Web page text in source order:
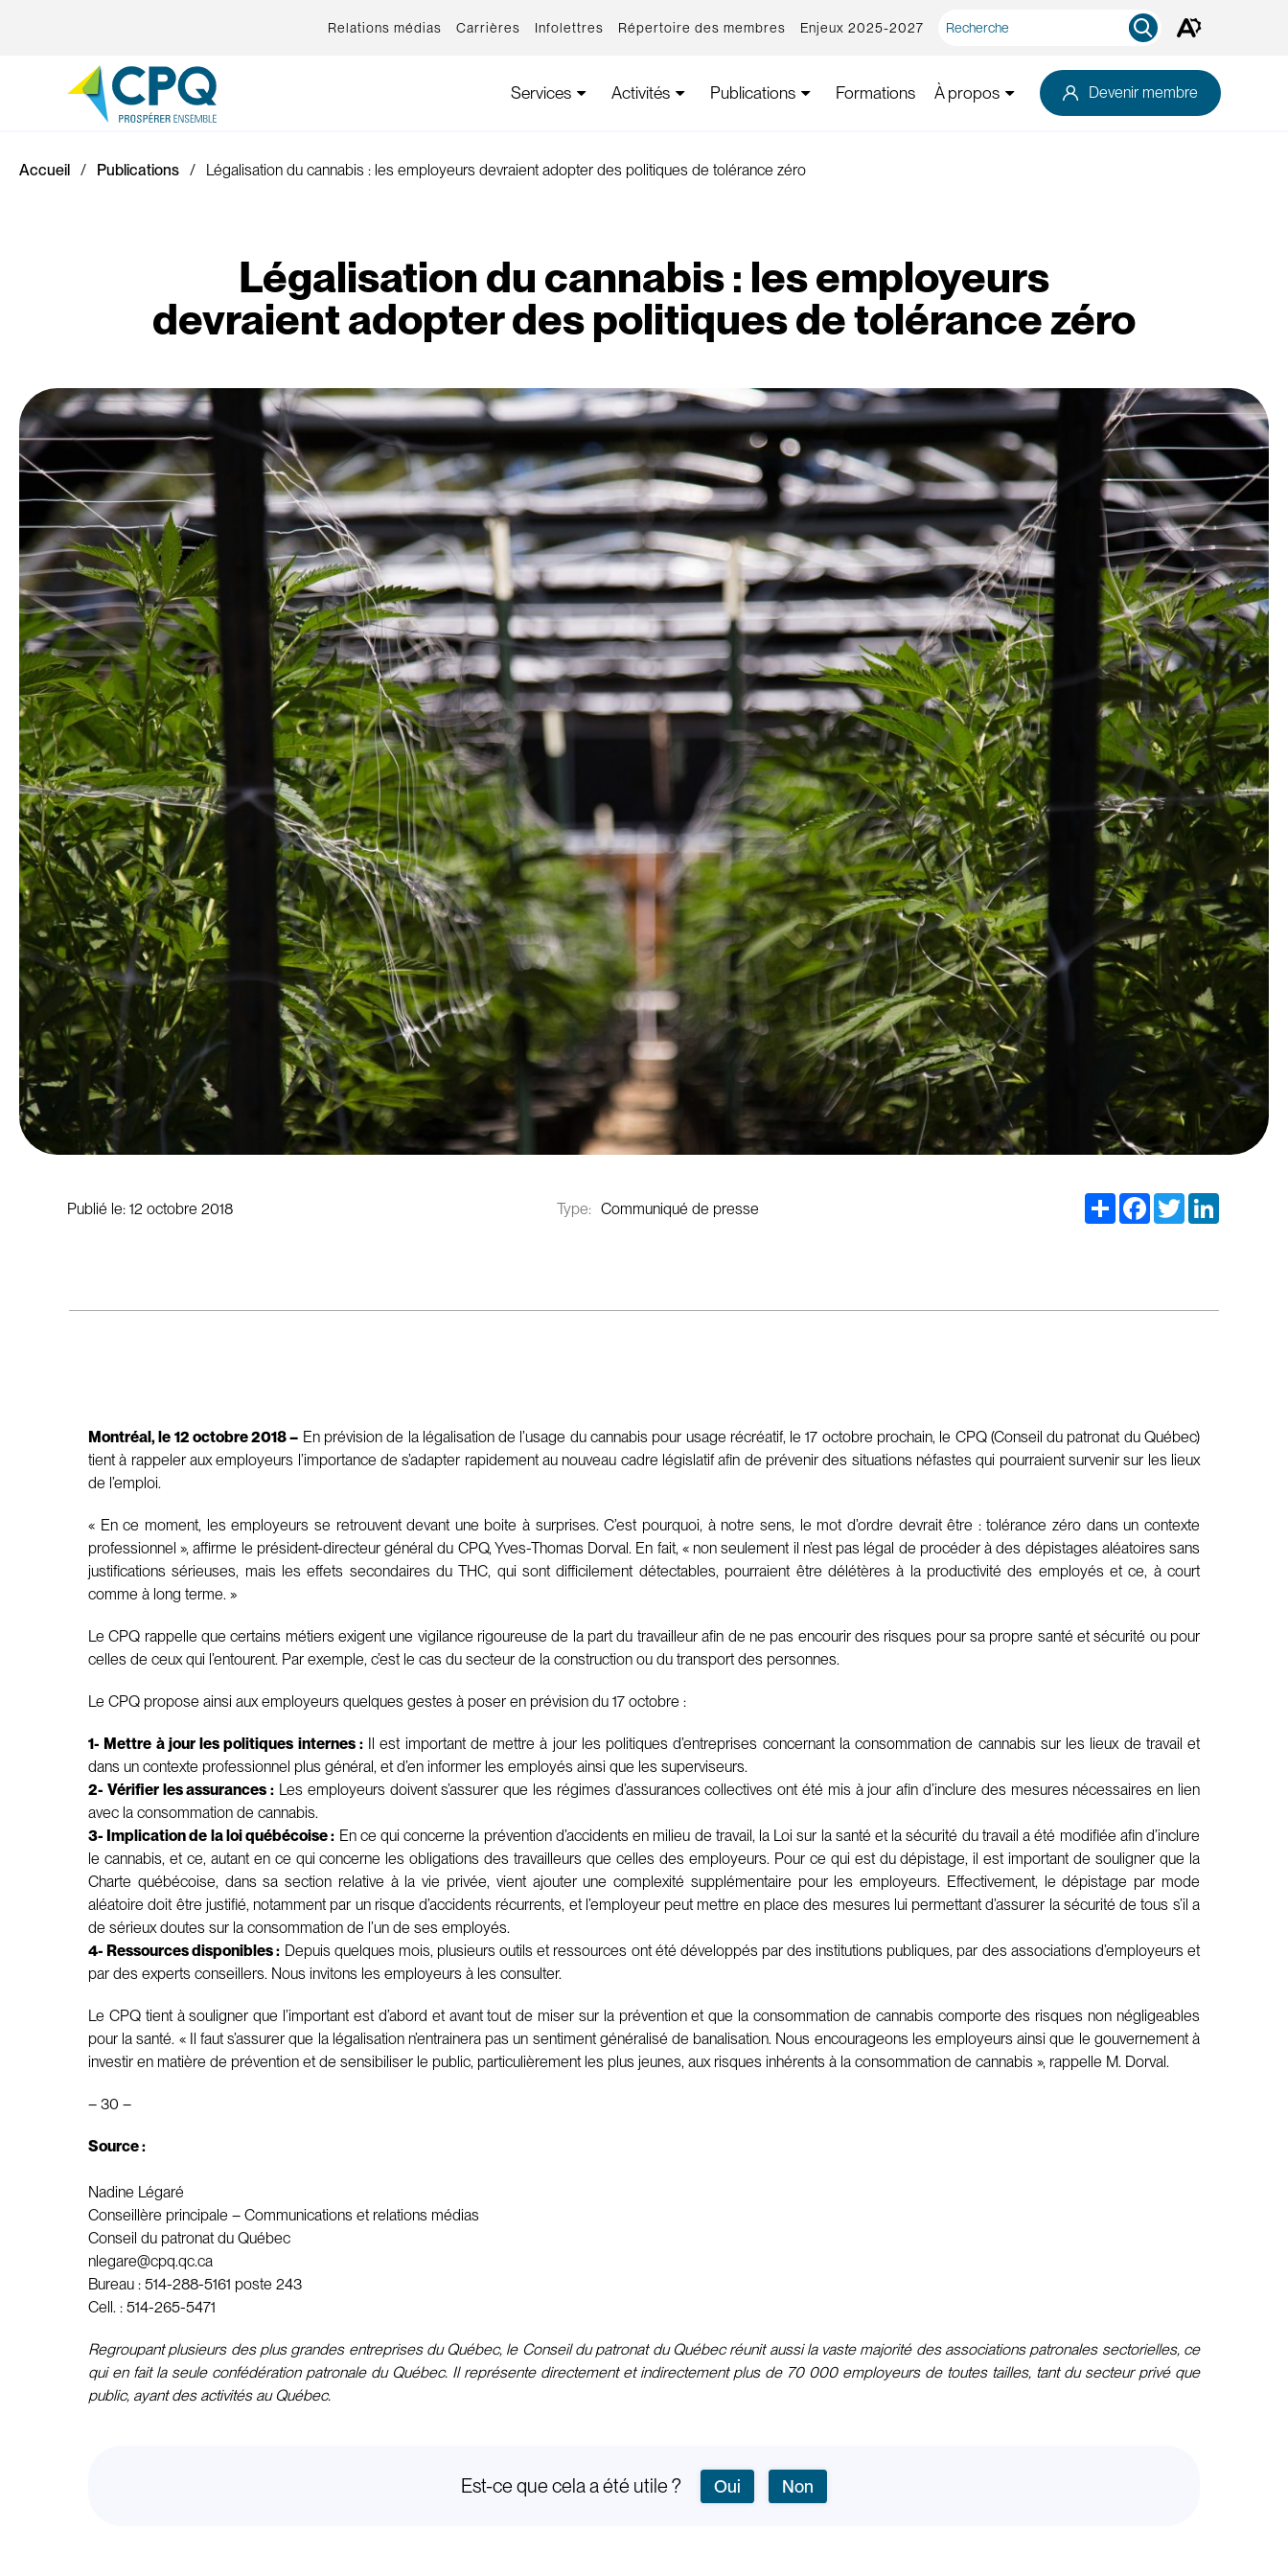
Relations médias Carrières Infolettres Répertoire des membres Enjeux 2025-2027
rapide
Ouvrez
d'outils
d'accessibilité.
Services Activités Publications Formations À propos Devenir membre
Accueil Publications Légalisation du cannabis : les employeurs devraient adopter des politiques de tolérance zéro
Légalisation du cannabis : les employeurs
devraient adopter des politiques de tolérance zéro
Publié le: 12 octobre 2018 Type: Communiqué de presse Share Facebook
Twitter
Montréal, le 12 octobre 2018 – En prévision de la légalisation de l’usage du cannabis pour usage récréatif, le 17 octobre prochain, le CPQ (Conseil du patronat du Québec)
tient à rappeler aux employeurs l’importance de s’adapter rapidement au nouveau cadre législatif afin de prévenir des situations néfastes qui pourraient survenir sur les lieux
de l’emploi.
« En ce moment, les employeurs se retrouvent devant une boite à surprises. C’est pourquoi, à notre sens, le mot d’ordre devrait être : tolérance zéro dans un contexte
professionnel », affirme le président-directeur général du CPQ, Yves-Thomas Dorval. En fait, « non seulement il n’est pas légal de procéder à des dépistages aléatoires sans
justifications sérieuses, mais les effets secondaires du THC, qui sont difficilement détectables, pourraient être délétères à la productivité des employés et ce, à court
comme à long terme. »
Le CPQ rappelle que certains métiers exigent une vigilance rigoureuse de la part du travailleur afin de ne pas encourir des risques pour sa propre santé et sécurité ou pour
celles de ceux qui l’entourent. Par exemple, c’est le cas du secteur de la construction ou du transport des personnes.
Le CPQ propose ainsi aux employeurs quelques gestes à poser en prévision du 17 octobre :
1- Mettre à jour les politiques internes :Il est important de mettre à jour les politiques d’entreprises concernant la consommation de cannabis sur les lieux de travail et
dans un contexte professionnel plus général, et d’en informer les employés ainsi que les superviseurs.
2- Vérifier les assurances : Les employeurs doivent s’assurer que les régimes d’assurances collectives ont été mis à jour afin d’inclure des mesures nécessaires en lien
avec la consommation de cannabis.
3- Implication de la loi québécoise : En ce qui concerne la prévention d’accidents en milieu de travail, la Loi sur la santé et la sécurité du travail a été modifiée afin d’inclure
le cannabis, et ce, autant en ce qui concerne les obligations des travailleurs que celles des employeurs. Pour ce qui est du dépistage, il est important de souligner que la
Charte québécoise, dans sa section relative à la vie privée, vient ajouter une complexité supplémentaire pour les employeurs. Effectivement, le dépistage par mode
aléatoire doit être justifié, notamment par un risque d’accidents récurrents, et l’employeur peut mettre en place des mesures lui permettant d’assurer la sécurité de tous s’il a
de sérieux doutes sur la consommation de l’un de ses employés.
4- Ressources disponibles : Depuis quelques mois, plusieurs outils et ressources ont été développés par des institutions publiques, par des associations d’employeurs et
par des experts conseillers. Nous invitons les employeurs à les consulter.
Le CPQ tient à souligner que l’important est d’abord et avant tout de miser sur la prévention et que la consommation de cannabis comporte des risques non négligeables
pour la santé. « Il faut s’assurer que la légalisation n’entrainera pas un sentiment généralisé de banalisation. Nous encourageons les employeurs ainsi que le gouvernement à
investir en matière de prévention et de sensibiliser le public, particulièrement les plus jeunes, aux risques inhérents à la consommation de cannabis », rappelle M. Dorval.
– 30 –
Source :
Nadine Légaré
Conseillère principale – Communications et relations médias
Conseil du patronat du Québec
nlegare@cpq.qc.ca
Bureau : 514-288-5161 poste 243
Cell. : 514-265-5471
Regroupant plusieurs des plus grandes entreprises du Québec, le Conseil du patronat du Québec réunit aussi la vaste majorité des associations patronales sectorielles, ce
qui en fait la seule confédération patronale du Québec. Il représente directement et indirectement plus de 70 000 employeurs de toutes tailles, tant du secteur privé que
public, ayant des activités au Québec.
Est-ce que cela a été utile ? Oui Non